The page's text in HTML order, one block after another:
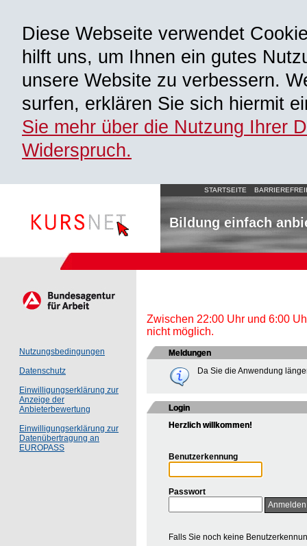
Diese Webseite verwendet
hilft uns, um Ihnen ein gutes
unsere Website zu verbessern.
surfen, erklären Sie sich hiermit
Sie mehr über die Nutzung Ihrer
Widerspruch.
STARTSEITE
Bildung einfach
Nutzungsbedingungen
Datenschutz
Einwilligungserklärung zur
Anzeige der
Anbieterbewertung
Einwilligungserklärung zur
Datenübertragung an
EUROPASS
Zwischen 22:00 Uhr und 6:00
nicht möglich.
Meldungen
Da Sie die Anwendung
Login
Herzlich willkommen!
Benutzerkennung
Passwort
Falls Sie noch keine